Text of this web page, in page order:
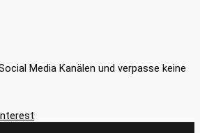
Media Kanälen und verpasse keine